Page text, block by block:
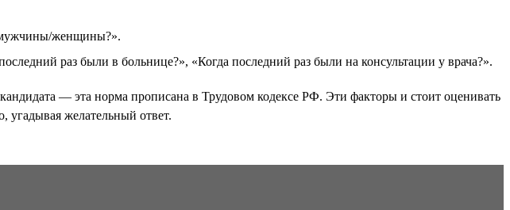
мужчины/женщины?».
раз были в больнице?», «Когда последний раз были на консультации у врача?».
— эта норма прописана в Трудовом кодексе РФ. Эти факторы и стоит оценивать
угадывая желательный ответ.